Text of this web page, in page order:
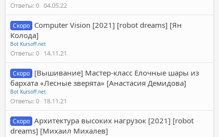
Ответы 0 04.05.22
Скоро Computer Vision [2021] [robot dreams] [Ян
Колода]
Bot Kursoff.net
Ответы 0 14.11.21
Скоро [Вышивание] Мастер-класс Елочные шары из
бархата «Лесные зверята» [Анастасия Демидова]
Bot Kursoff.net
Ответы 0 18.11.21
Скоро Архитектура высоких нагрузок [2021] [robot
dreams] [Михаил Михалев]